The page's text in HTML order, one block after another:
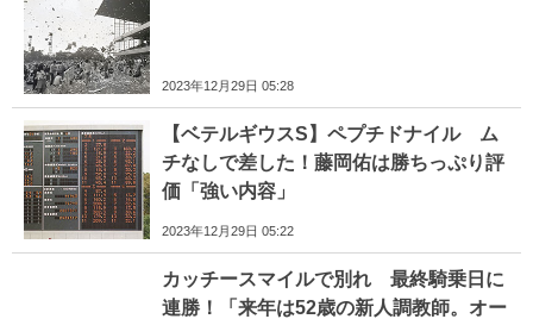
2023年12月29日 05:28
【ベテルギウスS】ペプチドナイル ム
チなしで差した！藤岡佑は勝ちっぷり評
価「強い内容」
2023年12月29日 05:22
カッチースマイルで別れ 最終騎乗日に
連勝！「来年は52歳の新人調教師。オー